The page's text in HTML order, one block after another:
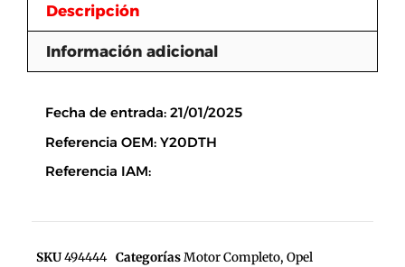
Descripción
Información adicional
Fecha de entrada: 21/01/2025
Referencia OEM: Y20DTH
Referencia IAM:
SKU494444 CategoríasMotor Completo, Opel